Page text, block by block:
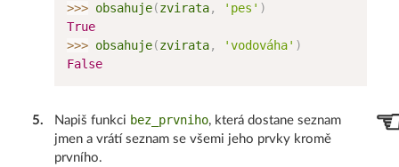
>>> obsahuje(zvirata, 'pes' )
True
>>> obsahuje(zvirata, 'vodováha' )
False
5. Napiš funkci bez_prvniho, která dostane seznam
jmen a vrátí seznam se všemi jeho prvky kromě
prvního.